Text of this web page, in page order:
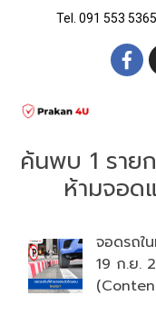
Tel. 091 553
ค้นพบ 1 ราย
ห้ามจอด
จอดรถใ
19 ก.ย.